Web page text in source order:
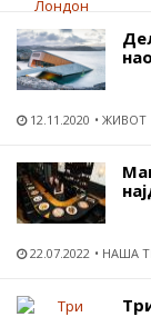
12.11.2020 ЖИВОТ
22.07.2022 НАША